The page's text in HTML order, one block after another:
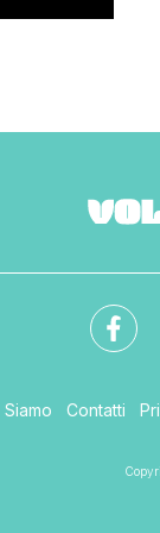
Siamo Contatti